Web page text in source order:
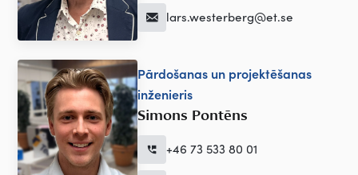
lars.westerberg@et.se
Pārdošanas un projektēšanas
inženieris
Simons Pontēns
+46 73 533 80 01